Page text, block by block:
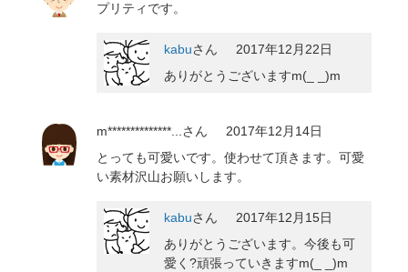
プリティです。
kabuさん
2017年12月22日
ありがとうございますm(_ _)m
m**************...さん
2017年12月14日
とっても可愛いです。使わせて頂きます。可愛
い素材沢山お願いします。
kabuさん
2017年12月15日
ありがとうございます。今後も可
愛く?頑張っていきますm(_ _)m